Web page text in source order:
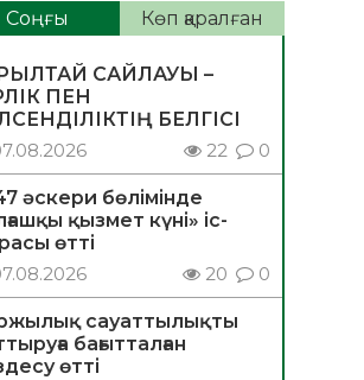
Соңғы Көп қаралған
САЙЛАУЫ –
ПЕН
БЕЛГІСІ
22 0
әскери бөлімінде
қызмет күні» іс-
өтті
20 0
сауаттылықты
бағытталған
өтті